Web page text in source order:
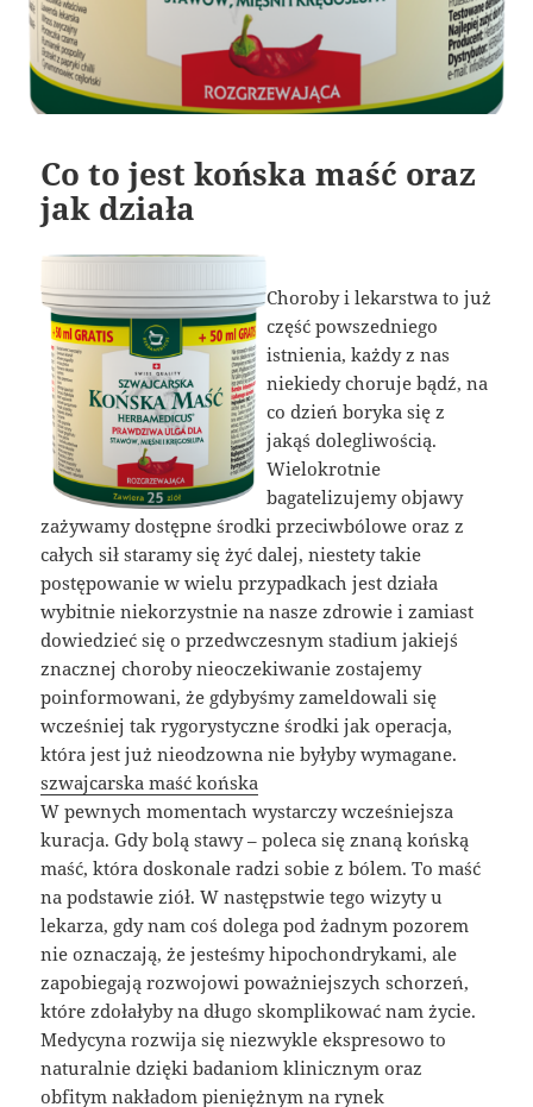
Co to jest końska maść oraz
jak działa
Choroby i lekarstwa to już
część powszedniego
istnienia, każdy z nas
niekiedy choruje bądź, na
co dzień boryka się z
jakąś dolegliwością.
Wielokrotnie
bagatelizujemy objawy
zażywamy dostępne środki przeciwbólowe oraz z
całych sił staramy się żyć dalej, niestety takie
postępowanie w wielu przypadkach jest działa
wybitnie niekorzystnie na nasze zdrowie i zamiast
dowiedzieć się o przedwczesnym stadium jakiejś
znacznej choroby nieoczekiwanie zostajemy
poinformowani, że gdybyśmy zameldowali się
wcześniej tak rygorystyczne środki jak operacja,
która jest już nieodzowna nie byłyby wymagane.
szwajcarska maść końska
W pewnych momentach wystarczy wcześniejsza
kuracja. Gdy bolą stawy – poleca się znaną końską
maść, która doskonale radzi sobie z bólem. To maść
na podstawie ziół. W następstwie tego wizyty u
lekarza, gdy nam coś dolega pod żadnym pozorem
nie oznaczają, że jesteśmy hipochondrykami, ale
zapobiegają rozwojowi poważniejszych schorzeń,
które zdołałyby na długo skomplikować nam życie.
Medycyna rozwija się niezwykle ekspresowo to
naturalnie dzięki badaniom klinicznym oraz
obfitym nakładom pieniężnym na rynek